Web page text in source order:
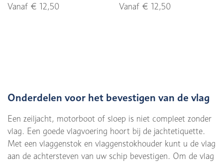
Vanaf € 12,50 Vanaf € 12,50
Onderdelen voor het bevestigen van de vlag
Een zeiljacht, motorboot of sloep is niet compleet zonder
vlag. Een goede vlagvoering hoort bij de jachtetiquette.
Met een vlaggenstok en vlaggenstokhouder kunt u de vlag
aan de achtersteven van uw schip bevestigen. Om de vlag